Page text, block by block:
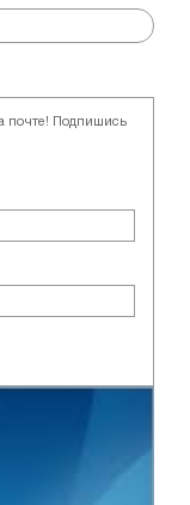
почте! Подпишись